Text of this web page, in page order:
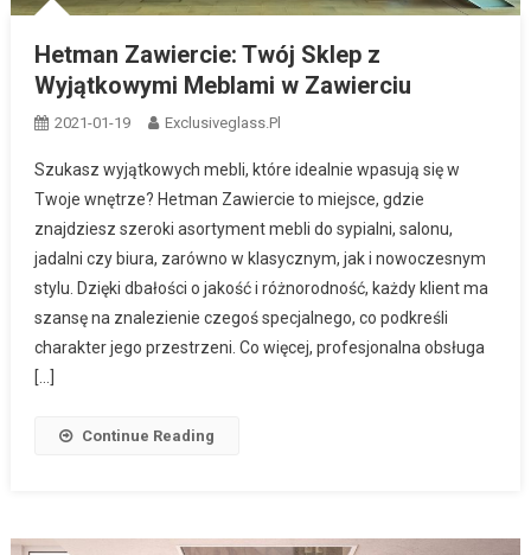
Hetman Zawiercie: Twój Sklep z
Wyjątkowymi Meblami w Zawierciu
2021-01-19 Exclusiveglass.pl
Szukasz wyjątkowych mebli, które idealnie wpasują się w
Twoje wnętrze? Hetman Zawiercie to miejsce, gdzie
znajdziesz szeroki asortyment mebli do sypialni, salonu,
jadalni czy biura, zarówno w klasycznym, jak i nowoczesnym
stylu. Dzięki dbałości o jakość i różnorodność, każdy klient ma
szansę na znalezienie czegoś specjalnego, co podkreśli
charakter jego przestrzeni. Co więcej, profesjonalna obsługa
[…]
Continue Reading